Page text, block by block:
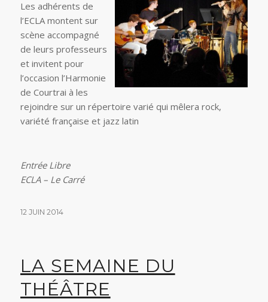
Les adhérents de
l’ECLA montent sur
scène accompagné
de leurs professeurs
et invitent pour
l’occasion l’Harmonie
de Courtrai à les
rejoindre sur un répertoire varié qui mêlera rock,
variété française et jazz latin
Entrée Libre
ECLA – Le Carré
12 JUIN 2014
LA SEMAINE DU
THÉÂTRE